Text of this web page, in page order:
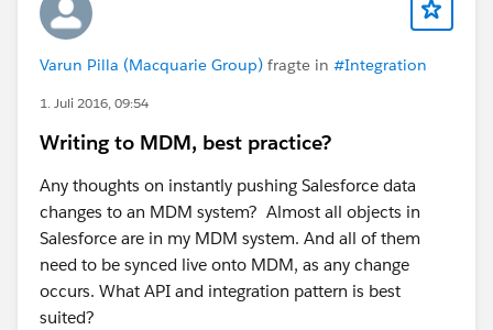
Varun Pilla (Macquarie Group) fragte in #Integration
1. Juli 2016, 09:54
Writing to MDM, best practice?
Any thoughts on instantly pushing Salesforce data
changes to an MDM system? Almost all objects in
Salesforce are in my MDM system. And all of them
need to be synced live onto MDM, as any change
occurs. What API and integration pattern is best
suited?